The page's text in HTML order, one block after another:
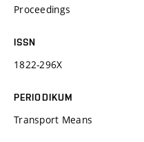
Proceedings
ISSN
1822-296X
PERIODIKUM
Transport Means